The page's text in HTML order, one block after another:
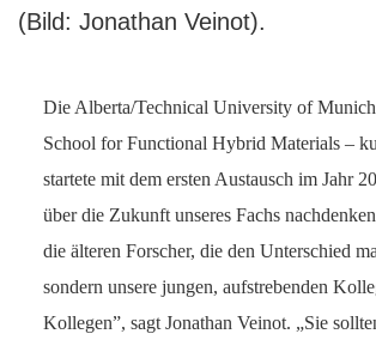
(Bild: Jonathan Veinot).
Die Alberta/Technical University of
School for Functional Hybrid Materials –
startete mit dem ersten Austausch im Jahr
über die Zukunft unseres Fachs
die älteren Forscher, die den Unterschied
sondern unsere jungen, aufstrebenden
Kollegen”, sagt Jonathan Veinot. „Sie